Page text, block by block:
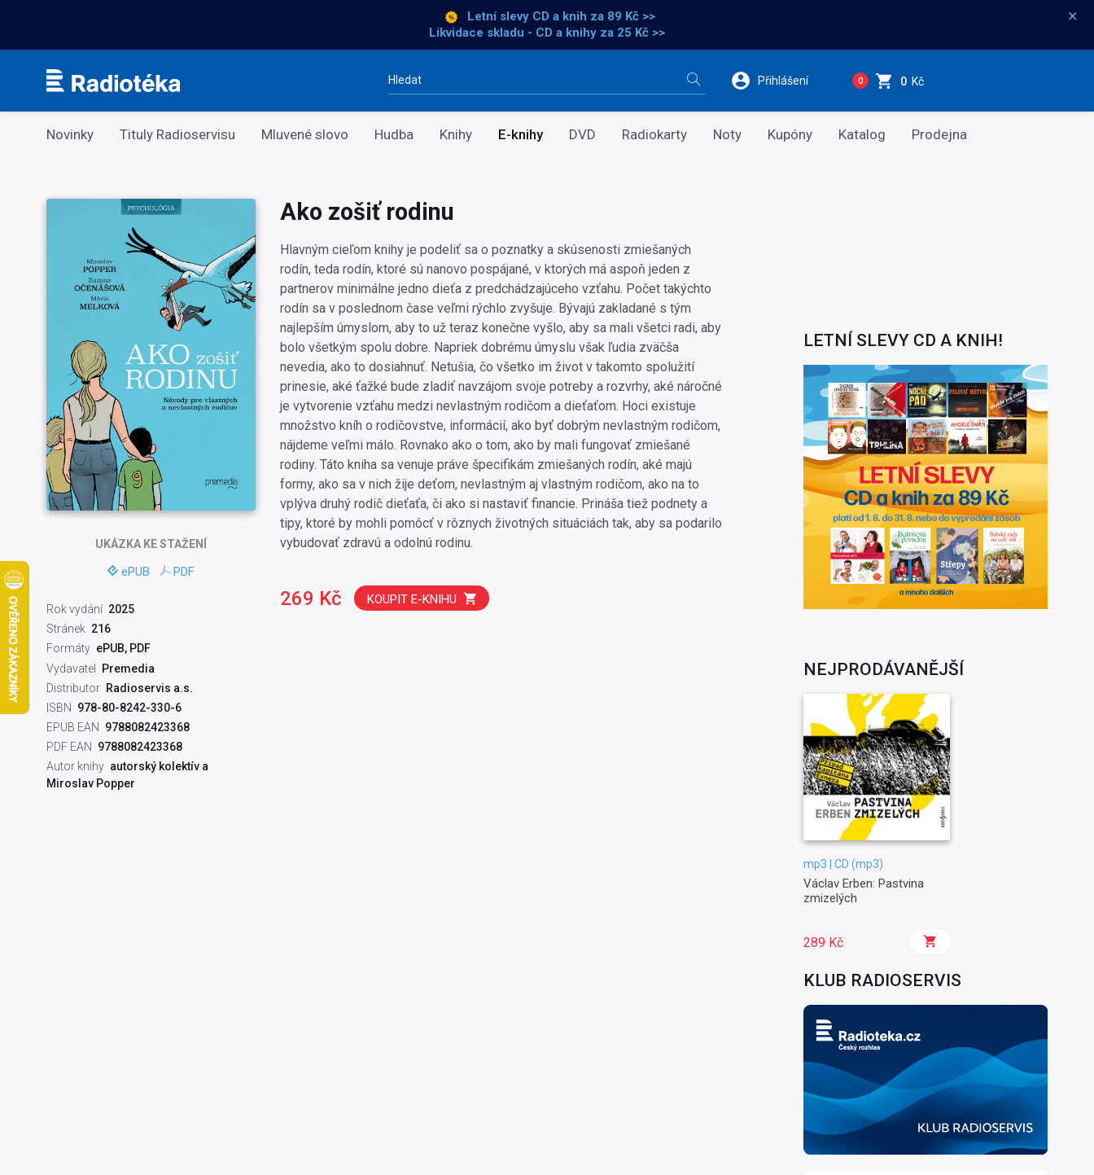
Letní slevy CD a knih za 89 Kč >>
Likvidace skladu - CD a knihy za 25 Kč >>
×
Vyhledávání Přihlášení 0 0 Kč
Kategorie
Novinky Tituly Radioservisu Mluvené slovo Hudba Knihy E-knihy DVD Radiokarty Noty Kupóny Katalog Prodejna
UKÁZKAKE STAŽENÍ
ePUB PDF
Rok vydání 2025
Stránek 216
Formáty ePUB, PDF
Vydavatel Premedia
Distributor Radioservis a.s.
ISBN
978-80-8242-330-6
EPUB EAN
9788082423368
PDF EAN
9788082423368
Autor knihy autorský kolektív a
Miroslav Popper
Ako zošiť rodinu
Hlavným cieľom knihy je podeliť sa o poznatky a skúsenosti zmiešaných
rodín, teda rodín, ktoré sú nanovo pospájané, v ktorých má aspoň jeden z
partnerov minimálne jedno dieťa z predchádzajúceho vzťahu. Počet takýchto
rodín sa v poslednom čase veľmi rýchlo zvyšuje. Bývajú zakladané s tým
najlepším úmyslom, aby to už teraz konečne vyšlo, aby sa mali všetci radi, aby
bolo všetkým spolu dobre. Napriek dobrému úmyslu však ľudia zväčša
nevedia, ako to dosiahnuť. Netušia, čo všetko im život v takomto spolužití
prinesie, aké ťažké bude zladiť navzájom svoje potreby a rozvrhy, aké náročné
je vytvorenie vzťahu medzi nevlastným rodičom a dieťaťom. Hoci existuje
množstvo kníh o rodičovstve, informácií, ako byť dobrým nevlastným rodičom,
nájdeme veľmi málo. Rovnako ako o tom, ako by mali fungovať zmiešané
rodiny. Táto kniha sa venuje práve špecifikám zmiešaných rodín, aké majú
formy, ako sa v nich žije deťom, nevlastným aj vlastným rodičom, ako na to
vplýva druhý rodič dieťaťa, či ako si nastaviť financie. Prináša tiež podnety a
tipy, ktoré by mohli pomôcť v rôznych životných situáciách tak, aby sa podarilo
vybudovať zdravú a odolnú rodinu.
269 Kč KOUPIT E-KNIHU
LETNÍ SLEVY CD A KNIH!
NEJPRODÁVANĚJŠÍ
mp3 | CD (mp3)
Václav Erben: Pastvina
zmizelých
289 Kč
KLUB RADIOSERVIS